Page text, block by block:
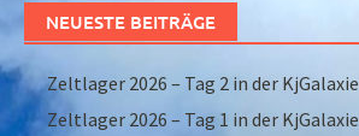
NEUESTE BEITRÄGE
Zeltlager 2026 – Tag 2 in der KjGalaxie
Zeltlager 2026 – Tag 1 in der KjGalaxie